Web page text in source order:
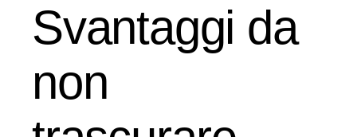
Svantaggi da
non